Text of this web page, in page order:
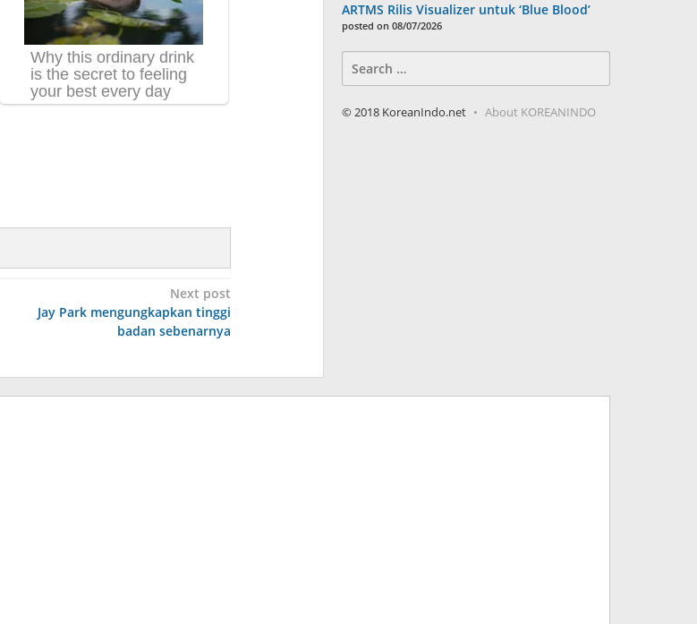
Next post
Jay Park mengungkapkan tinggi
badan sebenarnya
ARTMS Rilis Visualizer untuk ‘Blue Blood’
posted on 08/07/2026
for:
© 2018 KoreanIndo.net About KOREANINDO